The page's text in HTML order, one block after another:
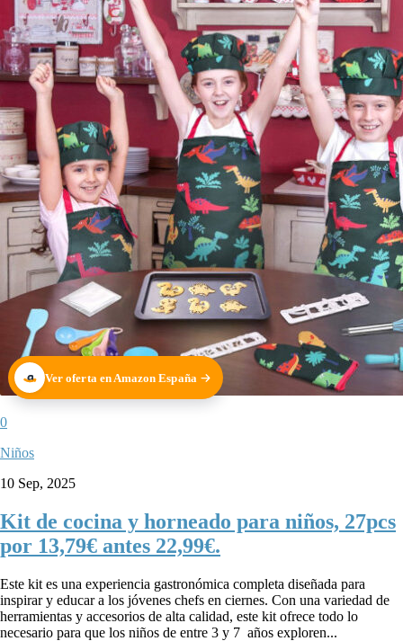
Ver oferta en Amazon España
0
Niños
10 Sep, 2025
Kit de cocina y horneado para niños, 27pcs
por 13,79€ antes 22,99€.
Este kit es una experiencia gastronómica completa diseñada para
inspirar y educar a los jóvenes chefs en ciernes. Con una variedad de
herramientas y accesorios de alta calidad, este kit ofrece todo lo
necesario para que los niños de entre 3 y 7 años exploren...